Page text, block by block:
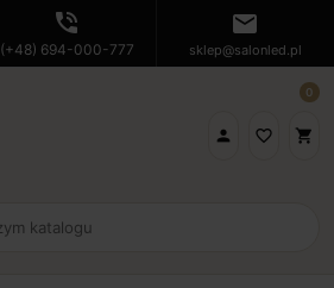
phone_in_talk
(+48) 694-000-777
mail
sklep@salonled.pl
 favorite_border shopping_cart
0